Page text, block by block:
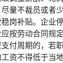
量不裁员或者
岗补贴。企业
按劳动合同规
付周期的，若
资不得低于当